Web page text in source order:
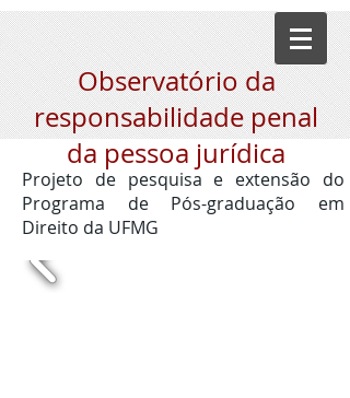
Observatório da
responsabilidade penal
da pessoa jurídica
Projeto de pesquisa e extensão do
Programa de Pós-graduação em
Direito da UFMG